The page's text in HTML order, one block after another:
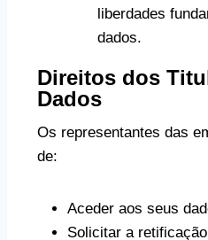
liberdades
dados.
Direitos dos
Dados
Os representantes das
de:
Aceder aos seus
Solicitar a